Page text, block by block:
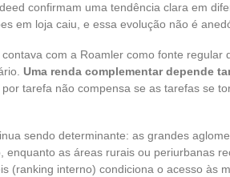
confirmam uma tendência clara em
em loja caiu, e essa evolução não é
com a Roamler como fonte regular
Uma renda complementar depende
por tarefa não compensa se as tarefas se
sendo determinante: as grandes
enquanto as áreas rurais ou periurbanas
(ranking interno) condiciona o acesso às